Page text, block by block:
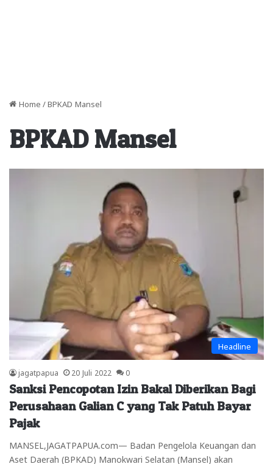
Home / BPKAD Mansel
BPKAD Mansel
Headline
jagatpapua 20 Juli 2022 0
Sanksi Pencopotan Izin Bakal Diberikan Bagi
Perusahaan Galian C yang Tak Patuh Bayar
Pajak
MANSEL,JAGATPAPUA.com— Badan Pengelola Keuangan dan
Aset Daerah (BPKAD) Manokwari Selatan (Mansel) akan